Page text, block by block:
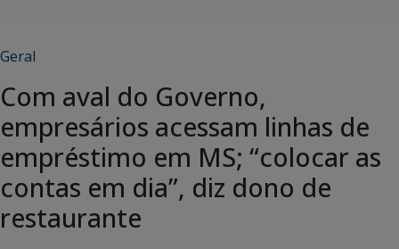
Geral
Com aval do Governo,
empresários acessam linhas de
empréstimo em MS; “colocar as
contas em dia”, diz dono de
restaurante